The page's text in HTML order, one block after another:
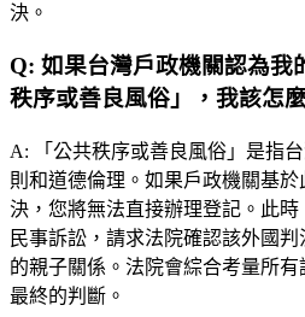
決。
Q: 如果台灣戶政機關認為我
秩序或善良風俗」，我該怎
A:
「公共秩序或善良風俗」是指
則和道德倫理。如果戶政機關基
決，您將無法直接辦理登記。此
民事訴訟，請求法院確認該外國
的親子關係。法院會綜合考量所
最終的判斷。